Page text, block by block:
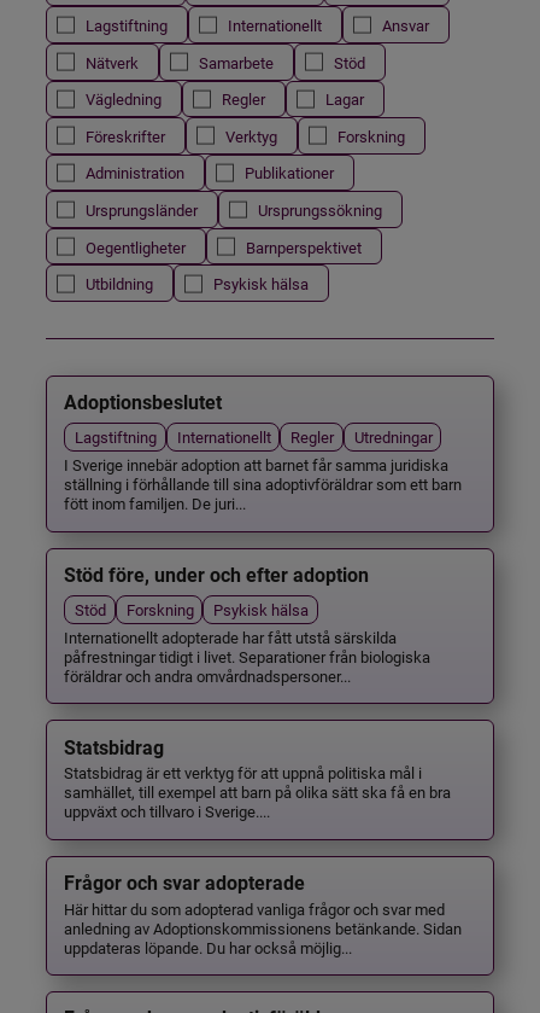
Lagstiftning
Internationellt
Ansvar
Nätverk
Samarbete
Stöd
Vägledning
Regler
Lagar
Föreskrifter
Verktyg
Forskning
Administration
Publikationer
Ursprungsländer
Ursprungssökning
Oegentligheter
Barnperspektivet
Utbildning
Psykisk hälsa
Adoptionsbeslutet
Lagstiftning Internationellt Regler
Utredningar
I Sverige innebär adoption att barnet får samma juridiska
ställning i förhållande till sina adoptivföräldrar som ett barn
fött inom familjen. De juri...
Stöd före, under och efter adoption
Stöd Forskning
Psykisk hälsa
Internationellt adopterade har fått utstå särskilda
påfrestningar tidigt i livet. Separationer från biologiska
föräldrar och andra omvårdnadspersoner...
Statsbidrag
Statsbidrag är ett verktyg för att uppnå politiska mål i
samhället, till exempel att barn på olika sätt ska få en bra
uppväxt och tillvaro i Sverige....
Frågor och svar adopterade
Här hittar du som adopterad vanliga frågor och svar med
anledning av Adoptionskommissionens betänkande. Sidan
uppdateras löpande. Du har också möjlig...